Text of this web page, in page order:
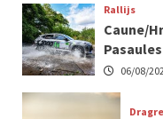
Rallijs
Caune/
06/08/